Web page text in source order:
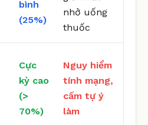
bình
(25%)
nhở uống
thuốc
Cực
kỳ cao
(>
70%)
Nguy hiểm
tính mạng,
cấm tự ý
làm